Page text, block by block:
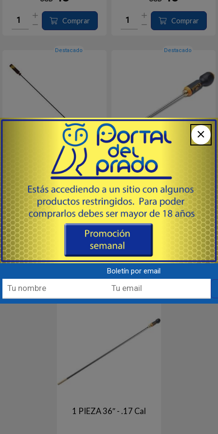
Comprar Comprar
Destacado
30 / 308 / 7.62 - 36"
# 925I - Tetra Gun Care
Baqueta de una sola pieza para
calibre 30 / 7.62 de 36" hecha de
acero inoxidable y revestidas con
Corvel® para una máxima
protección del cañón,
estas varillas de limpieza
profesionales están equipadas
con un exclusivo mango Delrin®
con buje atornillado y collar de
latón. ...Comprar
Destacado
1 PIEZA 36″ - 22 -.284 Cal
# RS22R - Hoppes products USA
Varilla de limpieza fabricadas con
acero inoxidable de alta calidad en
una sola pieza. Mide 36" y la
longitud total es de
aproximadamente 40,25"
Acero inoxidable, Diseño de una
pieza, Mango giratorio
ergonómico con rodamiento de
Incluye protector de boca en la...
Comprar
1 PIEZA 36″ - .17 Cal
Boletín por email